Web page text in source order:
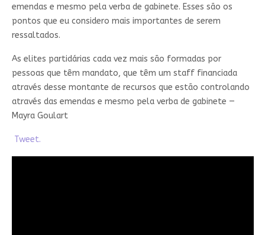
emendas e mesmo pela verba de gabinete. Esses são os
pontos que eu considero mais importantes de serem
ressaltados.
As elites partidárias cada vez mais são formadas por
pessoas que têm mandato, que têm um staff financiada
através desse montante de recursos que estão controlando
através das emendas e mesmo pela verba de gabinete —
Mayra Goulart
Tweet.